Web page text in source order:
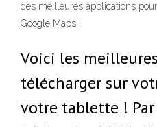
des meilleures applications
Google Maps !
Voici les
télécharger sur
votre tablette !